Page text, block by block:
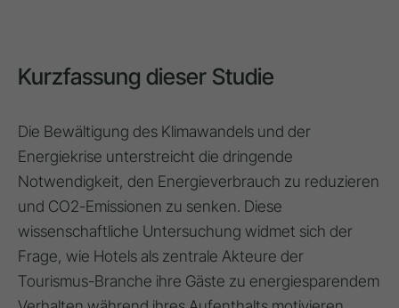
Kurzfassung dieser Studie
Die Bewältigung des Klimawandels und der
Energiekrise unterstreicht die dringende
Notwendigkeit, den Energieverbrauch zu reduzieren
und CO2-Emissionen zu senken. Diese
wissenschaftliche Untersuchung widmet sich der
Frage, wie Hotels als zentrale Akteure der
Tourismus-Branche ihre Gäste zu energiesparendem